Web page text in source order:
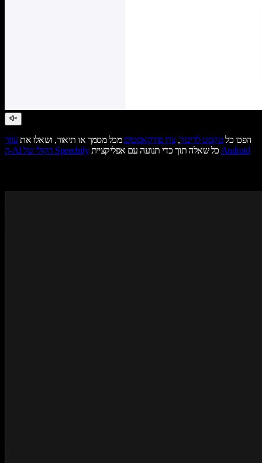
הפכו כלטקסט לדיבור,צרו פודקאסטים מכל מסמך או תיאור, ושאלו את עוזר
ה-AI הקולי של Speechify
כל שאלה תוך כדי תנועה עם אפליקצייתAndroid